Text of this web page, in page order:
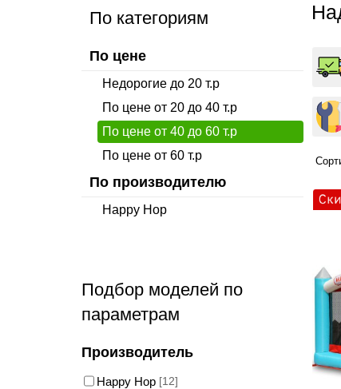
По категориям
По цене
Недорогие до 20 т.р
По цене от 20 до 40 т.р
По цене от 40 до 60 т.р
По цене от 60 т.р
По производителю
Happy Hop
Подбор моделей по
параметрам
Производитель
Happy Hop [12]